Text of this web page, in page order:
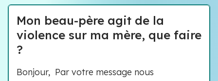
Mon beau-père agit de la
violence sur ma mère, que faire
?
Bonjour, Par votre message nous